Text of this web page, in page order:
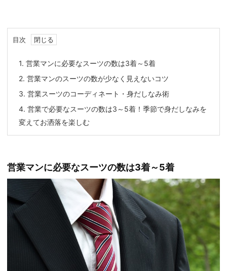
目次
1. 営業マンに必要なスーツの数は3着～5着
2. 営業マンのスーツの数が少なく見えないコツ
3. 営業スーツのコーディネート・身だしなみ術
4. 営業で必要なスーツの数は3～5着！季節で身だしなみを
変えてお洒落を楽しむ
営業マンに必要なスーツの数は3着～5着